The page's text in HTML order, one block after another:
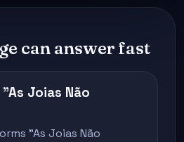
can answer fast
Joias Não
"As Joias Não